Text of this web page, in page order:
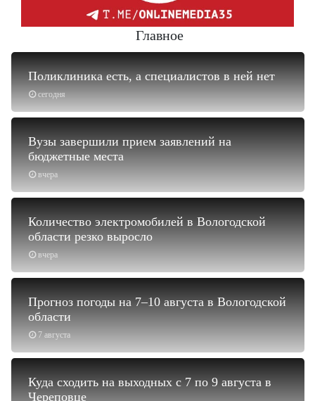
Главное
сегодня
Поликлиника есть, а специалистов в ней нет
вчера
Вузы завершили прием заявлений на
бюджетные места
вчера
Количество электромобилей в Вологодской
области резко выросло
7 августа
Прогноз погоды на 7–10 августа в Вологодской
области
Куда сходить на выходных с 7 по 9 августа в
Череповце